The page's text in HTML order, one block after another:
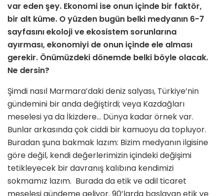
var eden şey. Ekonomi ise onun içinde bir faktör,
bir alt küme. O yüzden bugün belki medyanın 6-7
sayfasını ekoloji ve ekosistem sorunlarına
ayırması, ekonomiyi de onun içinde ele alması
gerekir. Önümüzdeki dönemde belki böyle olacak.
Ne dersin?
Şimdi nasıl Marmara’daki deniz salyası, Türkiye’nin
gündemini bir anda değiştirdi; veya Kazdağları
meselesi ya da İkizdere… Dünya kadar örnek var.
Bunlar arkasında çok ciddi bir kamuoyu da topluyor.
Buradan şuna bakmak lazım: Bizim medyanın ilgisine
göre değil, kendi değerlerimizin içindeki değişimi
tetikleyecek bir davranış kalıbına kendimizi
sokmamız lazım. Burada da etik ve adil ticaret